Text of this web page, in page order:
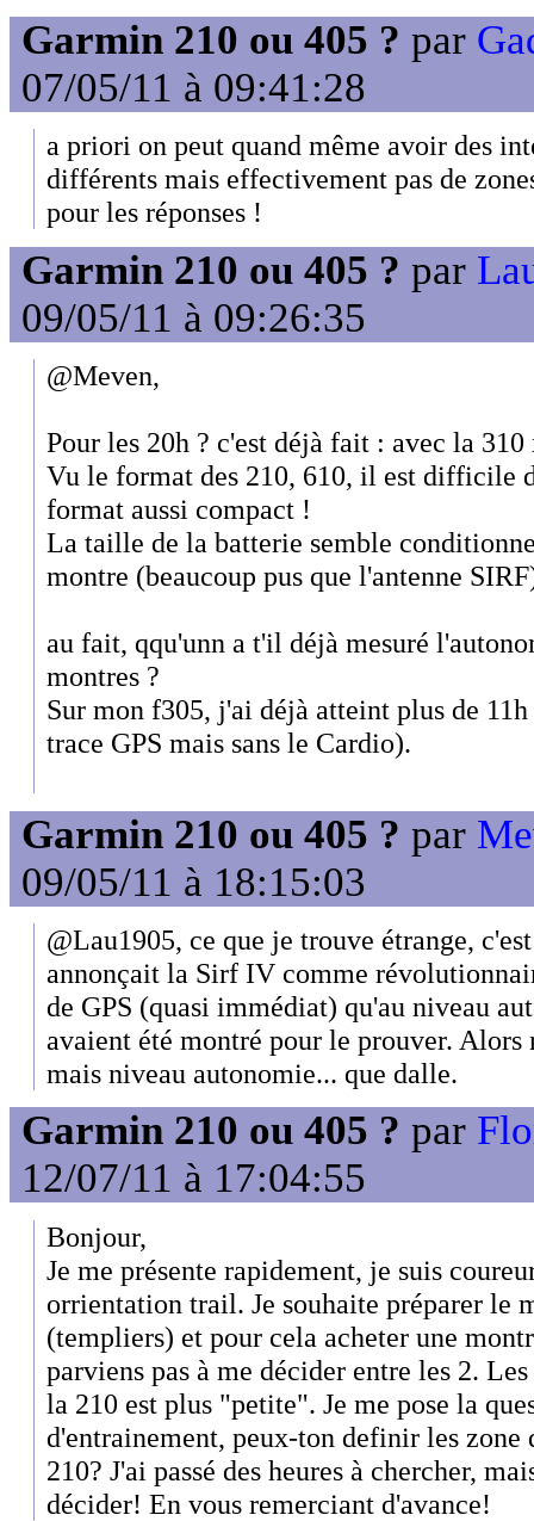
Garmin 210 ou 405 ? par
07/05/11 à 09:41:28
a priori on peut quand même avoir des
différents mais effectivement pas de
pour les réponses !
Garmin 210 ou 405 ? par
09/05/11 à 09:26:35
@Meven,
Pour les 20h ? c'est déjà fait : avec la
Vu le format des 210, 610, il est difficile
format aussi compact !
La taille de la batterie semble
montre (beaucoup pus que l'antenne
au fait, qqu'unn a t'il déjà mesuré
montres ?
Sur mon f305, j'ai déjà atteint plus de
trace GPS mais sans le Cardio).
Garmin 210 ou 405 ? par
09/05/11 à 18:15:03
@Lau1905, ce que je trouve étrange,
annonçait la Sirf IV comme
de GPS (quasi immédiat) qu'au niveau
avaient été montré pour le prouver. Alors
mais niveau autonomie... que dalle.
Garmin 210 ou 405 ? par
12/07/11 à 17:04:55
Bonjour,
Je me présente rapidement, je suis
orrientation trail. Je souhaite préparer le
(templiers) et pour cela acheter une
parviens pas à me décider entre les 2.
la 210 est plus "petite". Je me pose la
d'entrainement, peux-ton definir les
210? J'ai passé des heures à chercher,
décider! En vous remerciant d'avance!